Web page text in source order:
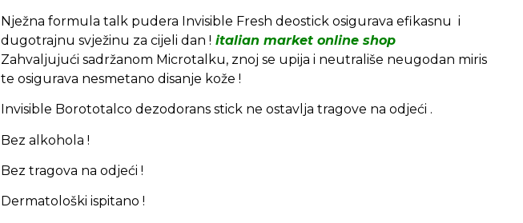
Nježna formula talk pudera Invisible Fresh deostick osigurava efikasnu i
dugotrajnu svježinu za cijeli dan ! italian market online shop
Zahvaljujući sadržanom Microtalku, znoj se upija i neutrališe neugodan miris
te osigurava nesmetano disanje kože !
Invisible Borototalco dezodorans stick ne ostavlja tragove na odjeći .
Bez alkohola !
Bez tragova na odjeći !
Dermatološki ispitano !